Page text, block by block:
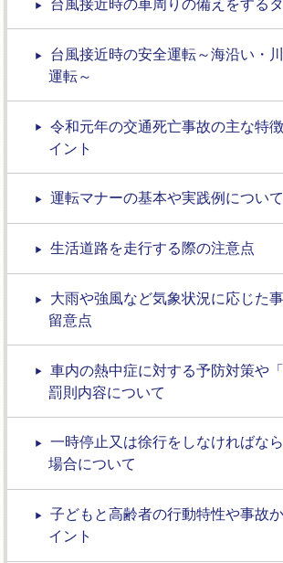
台風接近時の車周りの備えをする
台風接近時の安全運転～海沿い・
運転～
令和元年の交通死亡事故の主な特
イント
運転マナーの基本や実践例について
生活道路を走行する際の注意点
大雨や強風など気象状況に応じた
留意点
車内の熱中症に対する予防対策や
罰則内容について
一時停止又は徐行をしなければな
場合について
子どもと高齢者の行動特性や事故
イント